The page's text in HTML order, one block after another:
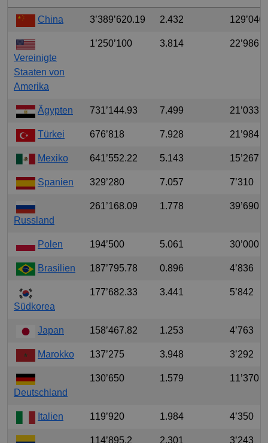
China 3’389’620.19 2.432 129’046
Vereinigte
Staaten von
Amerika
1’250’100 3.814 22’986
Ägypten 731’144.93 7.499 21’033
Türkei 676’818 7.928 21’984
Mexiko 641’552.22 5.143 15’267
Spanien 329’280 7.057 7’310
Russland
261’168.09 1.778 39’690
Polen 194’500 5.061 30’000
Brasilien 187’795.78 0.896 4’836
Südkorea
177’682.33 3.441 5’842
Japan 158’467.82 1.253 4’763
Marokko 137’275 3.948 3’292
Deutschland
130’650 1.579 11’370
Italien 119’920 1.984 4’350
114’895.2 2.301 3’243